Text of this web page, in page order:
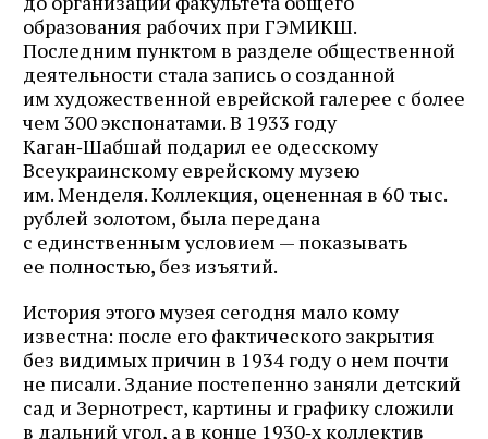
образования рабочих при ГЭМИКШ.
Последним пунктом в разделе общественной
деятельности стала запись о созданной
им художественной еврейской галерее с более
чем 300 экспонатами. В 1933 году
Каган‑Шабшай подарил ее одесскому
Всеукраинскому еврейскому музею
им. Менделя. Коллекция, оцененная в 60 тыс.
рублей золотом, была передана
с единственным условием — показывать
ее полностью, без изъятий.
История этого музея сегодня мало кому
известна: после его фактического закрытия
без видимых причин в 1934 году о нем почти
не писали. Здание постепенно заняли детский
сад и Зернотрест, картины и графику сложили
в дальний угол, а в конце 1930‑х коллектив
почте
Подписаться